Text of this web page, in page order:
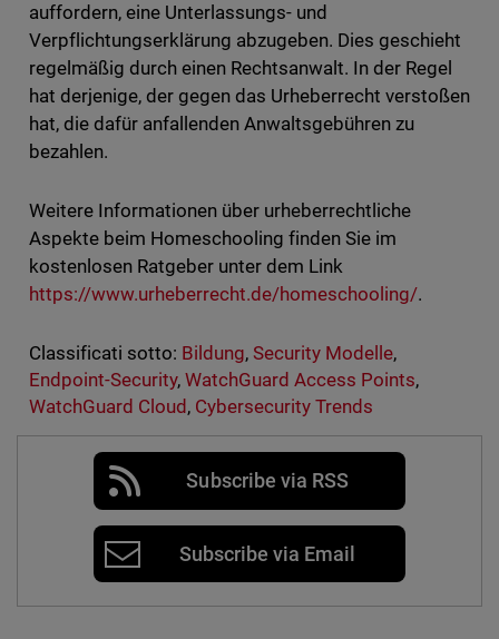
auffordern, eine Unterlassungs- und
Verpflichtungserklärung abzugeben. Dies geschieht
regelmäßig durch einen Rechtsanwalt. In der Regel
hat derjenige, der gegen das Urheberrecht verstoßen
hat, die dafür anfallenden Anwaltsgebühren zu
bezahlen.
Weitere Informationen über urheberrechtliche
Aspekte beim Homeschooling finden Sie im
kostenlosen Ratgeber unter dem Link
https://www.urheberrecht.de/homeschooling/.
Classificati sotto: Bildung,Security Modelle,
Endpoint-Security, WatchGuard Access Points,
WatchGuard Cloud , Cybersecurity Trends
Subscribe via RSS
Subscribe via Email